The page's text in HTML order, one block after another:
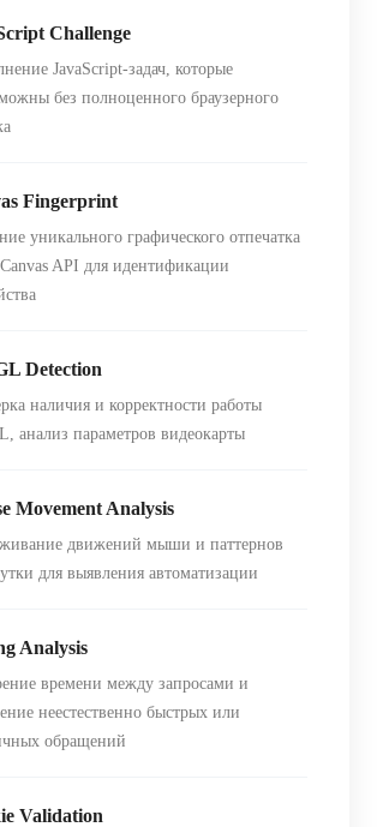
Challenge
JavaScript-задач, которые
без полноценного браузерного
Fingerprint
уникального графического отпечатка
API для идентификации
Detection
наличия и корректности работы
анализ параметров видеокарты
Movement Analysis
движений мыши и паттернов
для выявления автоматизации
Analysis
времени между запросами и
неестественно быстрых или
обращений
Validation